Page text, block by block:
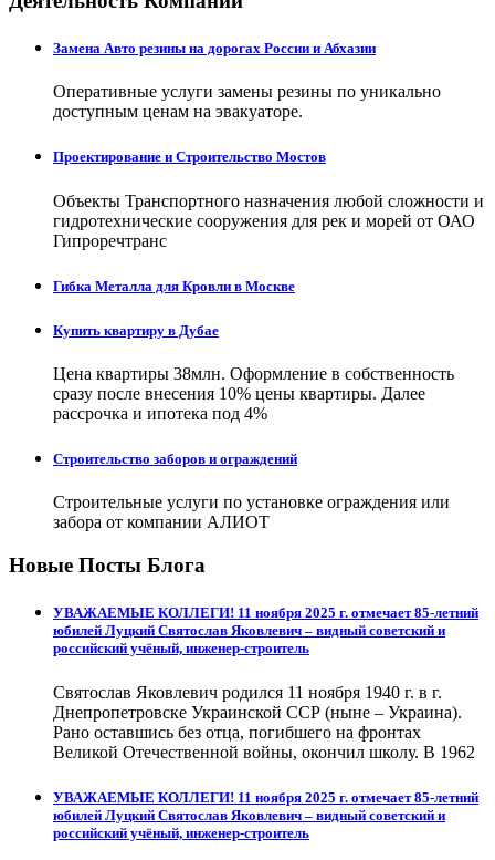
Замена Авто резины на дорогах России и Абхазии
Оперативные услуги замены резины по уникально
доступным ценам на эвакуаторе.
Проектирование и Строительство Мостов
Объекты Транспортного назначения любой сложности и
гидротехнические сооружения для рек и морей от ОАО
Гипроречтранс
Гибка Металла для Кровли в Москве
Купить квартиру в Дубае
Цена квартиры 38млн. Оформление в собственность
сразу после внесения 10% цены квартиры. Далее
рассрочка и ипотека под 4%
Строительство заборов и ограждений
Строительные услуги по установке ограждения или
забора от компании АЛИОТ
Новые Посты Блога
УВАЖАЕМЫЕ КОЛЛЕГИ! 11 ноября 2025 г. отмечает 85-летний
юбилей Луцкий Святослав Яковлевич – видный советский и
российский учёный, инженер-строитель
Святослав Яковлевич родился 11 ноября 1940 г. в г.
Днепропетровске Украинской ССР (ныне – Украина).
Рано оставшись без отца, погибшего на фронтах
Великой Отечественной войны, окончил школу. В 1962
УВАЖАЕМЫЕ КОЛЛЕГИ! 11 ноября 2025 г. отмечает 85-летний
юбилей Луцкий Святослав Яковлевич – видный советский и
российский учёный, инженер-строитель